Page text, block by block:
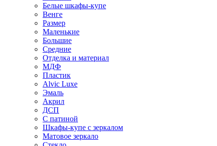
Белые шкафы-купе
Венге
Размер
Маленькие
Большие
Средние
Отделка и материал
МДФ
Пластик
Alvic Luxe
Эмаль
Акрил
ДСП
С патиной
Шкафы-купе с зеркалом
Матовое зеркало